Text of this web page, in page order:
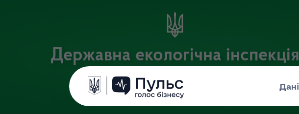
Державна екологічна інспекція
Поліського округу
Офіційний веб-портал